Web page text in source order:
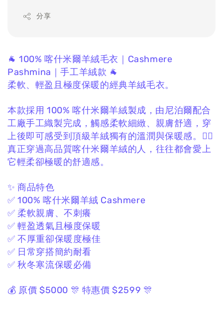
分享
🐐 100% 喀什米爾羊絨毛衣｜Cashmere
Pashmina｜手工羊絨款 🐐
柔軟、輕盈且極度保暖的經典羊絨毛衣。
本款採用 100% 喀什米爾羊絨製成， 由尼泊爾配合
工廠手工織製完成，觸感柔軟細緻、親膚舒適， 穿
上後即可感受到頂級羊絨獨有的溫潤與保暖感。❤️‍🔥
真正穿過高品質喀什米爾羊絨的人， 往往都會愛上
它輕柔卻極暖的舒適感。
✨ 商品特色
✅ 100% 喀什米爾羊絨 Cashmere
✅ 柔軟親膚、不刺癢
✅ 輕盈透氣且極度保暖
✅ 不厚重卻保暖度極佳
✅ 日常穿搭簡約耐看
✅ 秋冬寒流保暖必備
💰 原價 $5000 🎊 特惠價 $2599 🎊